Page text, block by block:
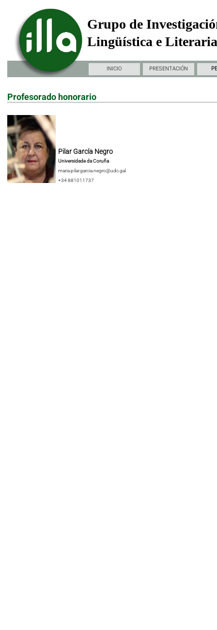
Grupo de
Lingüística e
INICIO PRESENTACIÓN
Profesorado honorario
Pilar García Negro
Universidade da Coruña
maria.pilar.garcia.negro@udc.gal
+34 881011737